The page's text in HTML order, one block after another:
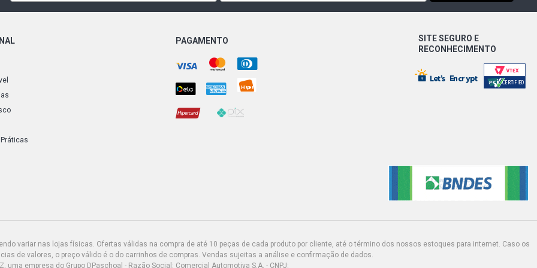
CCRA L4 FLEX (2015 - 2016)
SAVEIRO G6 TRENDLINE PICKUP 1.6 8V VHT EA111
CCRA L4 FLEX (2015 - 2021)
GOL G6 TRENDLINE HATCH 1.0 12V EA211 L3 FLEX
CCRA L4 FLEX (2016 - 2021)
GOL G6 I-MOTION HATCH 1.6 16V EA211 MSI
CNXA L4 FLEX (2015 - 2017)
PAGAMENTO
SITE SEGURO E
RECONHECIMENTO
variar nas lojas físicas. Ofertas válidas na compra de até 10 peças de cada produto por cliente, até o término dos nossos estoques para internet. Caso os
de valores, o preço válido é o do carrinhos de compras. Vendas sujeitas a análise e confirmação de dados.
uma empresa do Grupo DPaschoal - Razão Social: Comercial Automotiva S.A. - CNPJ: